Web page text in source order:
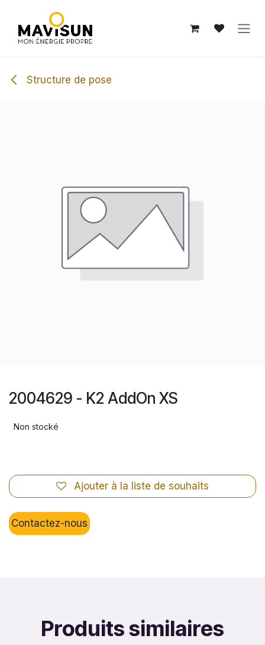
Structure de pose
2004629 - K2 AddOn XS
Non stocké
Ajouter à la liste de souhaits
Contactez-nous
Produits similaires